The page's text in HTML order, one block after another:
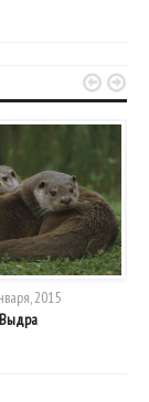
2015
Выдра
 